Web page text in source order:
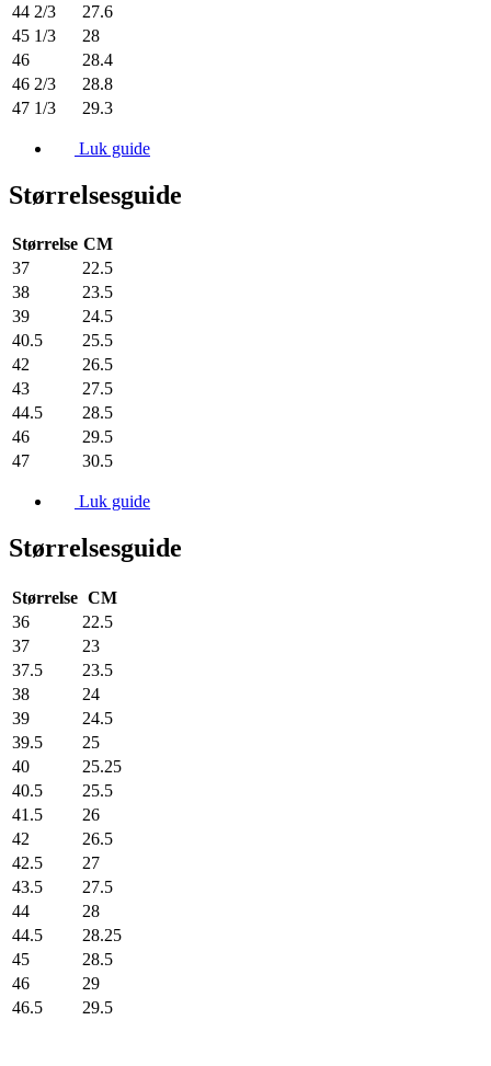
44 2/3
27.6
45 1/3
28
46
28.4
46 2/3
28.8
47 1/3
29.3
Luk guide
Størrelsesguide
Størrelse CM
37
22.5
38
23.5
39
24.5
40.5
25.5
42
26.5
43
27.5
44.5
28.5
46
29.5
47
30.5
Luk guide
Størrelsesguide
Størrelse CM
36
22.5
37
23
37.5
23.5
38
24
39
24.5
39.5
25
40
25.25
40.5
25.5
41.5
26
42
26.5
42.5
27
43.5
27.5
44
28
44.5
28.25
45
28.5
46
29
46.5
29.5